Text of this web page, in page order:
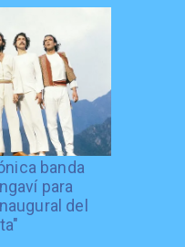
banda
para
del